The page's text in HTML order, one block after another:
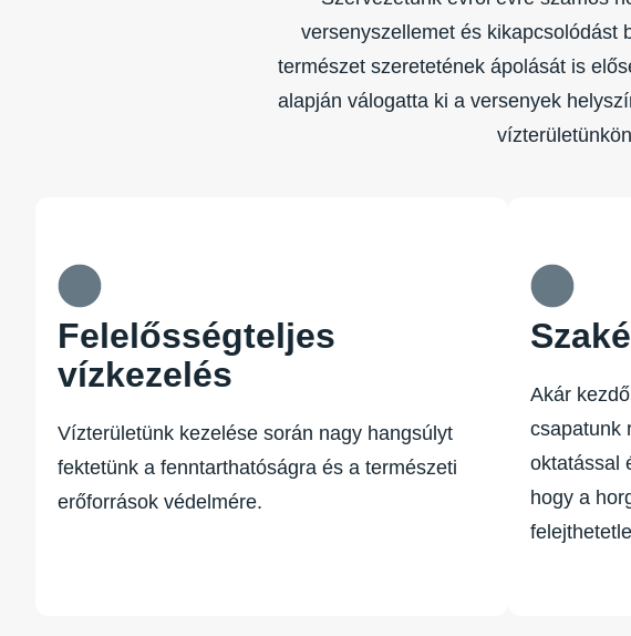
versenyszellemet és kikapcsolódást
természet szeretetének ápolását is
alapján válogatta ki a versenyek
Felelősségteljes
vízkezelés
Vízterületünk kezelése során nagy hangsúlyt
fektetünk a fenntarthatóságra és a természeti
erőforrások védelmére.
Akár
csapatunk
oktatással
hogy a